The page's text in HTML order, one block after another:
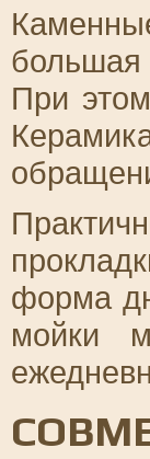
большая
При
форма
мойки